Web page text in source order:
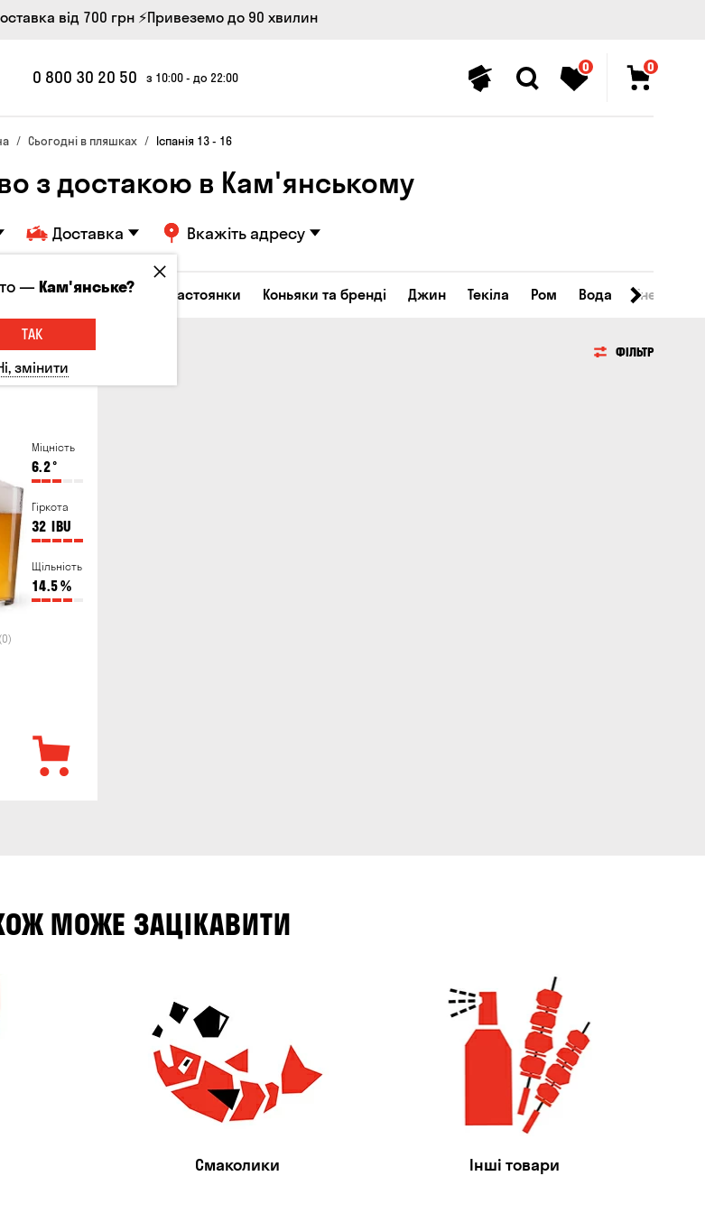
від 700 грн ⚡Привеземо до 90 хвилин
0 800 30 20 50 з 10:00 - до 22:00
0 0
Сьогодні в пляшках Іспанія 13 - 16
з достакою в Кам'янському
Доставка Вкажіть адресу
Соджу Лікери та настоянки Коньяки та бренді Джин Текіла Ром Вода
ФІЛЬТР
Міцність
6.2°
Гіркота
32 IBU
Щільність
14.5%
(0)
МОЖЕ ЗАЦІКАВИТИ
Смаколики Інші товари
—Кам'янське?
ТАК
змінити